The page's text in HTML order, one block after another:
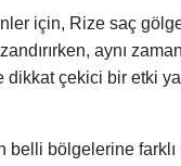
için, Rize saç
aynı
dikkat çekici bir etki
bölgelerine farklı